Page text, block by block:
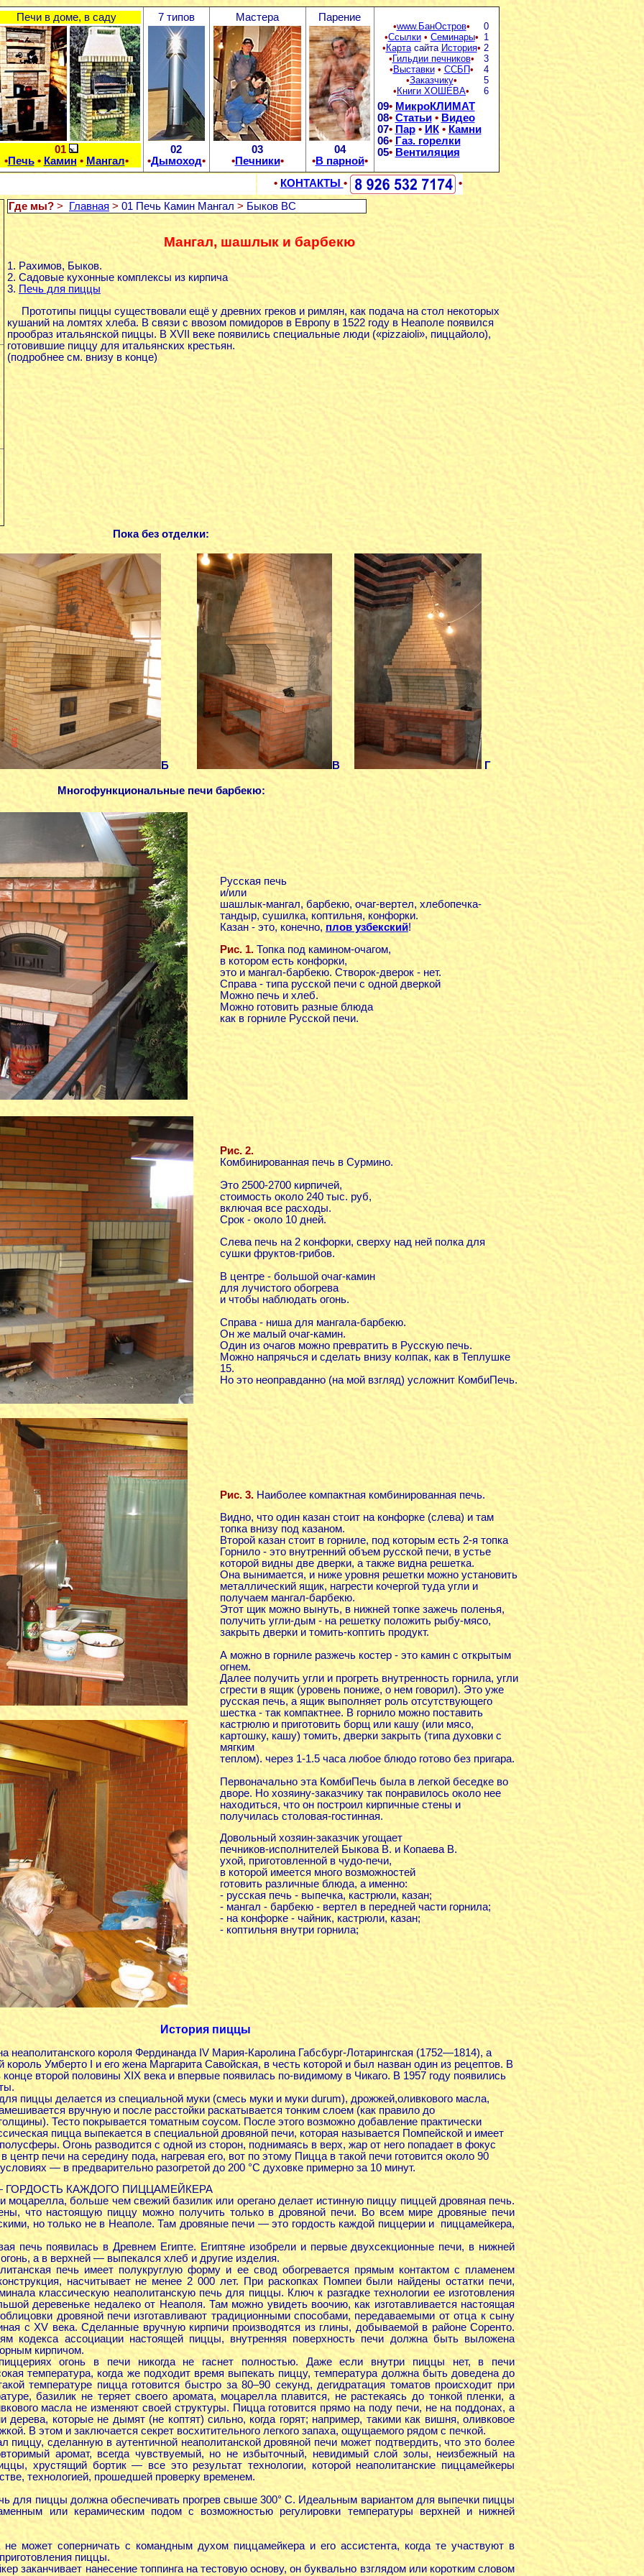
Печи в доме, в саду
01
•Печь • Камин • Мангал•
7 типов
02
•Дымоход•
Мастера
03
•Печники•
Парение
04
•В парной•
•www.БанОстров•
•Ссылки• Семинары•
• Картасайта История•
• Гильдии печников•
• Выставки• ССБП•
•Заказчику•
• Книги ХОШЕВА•
0
1
2
3
4
5
6
09• МикроКЛИМАТ
08• Статьи • Видео
07• Пар • ИК • Камни
06• Газ. горелки
05• Вентиляция
• КОНТАКТЫ •
•
Где мы? > Главная > 01 Печь Камин Мангал > Быков ВС
Мангал, шашлык и барбекю
1. Рахимов, Быков.
2. Садовые кухонные комплексы из кирпича
3. Печь для пиццы
Прототипы пиццы существовали ещё у древних греков и римлян, как подача на стол некоторых
кушаний на ломтях хлеба. В связи с ввозом помидоров в Европу в 1522 году в Неаполе появился
прообраз итальянской пиццы. В XVII веке появились специальные люди («pizzaioli», пиццайоло),
готовившие пиццу для итальянских крестьян.
(подробнее см. внизу в конце)
Пока без отделки:
Б В Г
Многофункциональные печи барбекю:
Русская печь
и/или
шашлык-мангал, барбекю, очаг-вертел, хлебопечка-
тандыр, сушилка, коптильня, конфорки.
Казан - это, конечно,плов узбекский!
Рис. 1. Топка под камином-очагом,
в котором есть конфорки,
это и мангал-барбекю. Створок-дверок - нет.
Справа - типа русской печи с одной дверкой
Можно печь и хлеб.
Можно готовить разные блюда
как в горниле Русской печи.
Рис. 2.
Комбинированная печь в Сурмино.
Это 2500-2700 кирпичей,
стоимость около 240 тыс. руб,
включая все расходы.
Срок - около 10 дней.
Слева печь на 2 конфорки, сверху над ней полка для
сушки фруктов-грибов.
В центре - большой очаг-камин
для лучистого обогрева
и чтобы наблюдать огонь.
Справа - ниша для мангала-барбекю.
Он же малый очаг-камин.
Один из очагов можно превратить в Русскую печь.
Можно напрячься и сделать внизу колпак, как в Теплушке
15.
Но это неоправданно (на мой взгляд) усложнит КомбиПечь.
Рис. 3. Наиболее компактная комбинированная печь.
Видно, что один казан стоит на конфорке (слева) и там
топка внизу под казаном.
Второй казан стоит в горниле, под которым есть 2-я топка
Горнило - это внутренний объем русской печи, в устье
которой видны две дверки, а также видна решетка.
Она вынимается, и ниже уровня решетки можно установить
металлический ящик, нагрести кочергой туда угли и
получаем мангал-барбекю.
Этот щик можно вынуть, в нижней топке зажечь поленья,
получить угли-дым - на решетку положить рыбу-мясо,
закрыть дверки и томить-коптить продукт.
А можно в горниле разжечь костер - это камин с открытым
огнем.
Далее получить угли и прогреть внутренность горнила, угли
сгрести в ящик (уровень пониже, о нем говорил). Это уже
русская печь, а ящик выполняет роль отсутствующего
шестка - так компактнее. В горнило можно поставить
кастрюлю и приготовить борщ или кашу (или мясо,
картошку, кашу) томить, дверки закрыть (типа духовки с
мягким
теплом). через 1-1.5 часа любое блюдо готово без пригара.
Первоначально эта КомбиПечь была в легкой беседке во
дворе. Но хозяину-заказчику так понравилось около нее
находиться, что он построил кирпичные стены и
получилась столовая-гостинная.
Довольный хозяин-заказчик угощает
печников-исполнителей Быкова В. и Копаева В.
ухой, приготовленной в чудо-печи,
в которой имеется много возможностей
готовить различные блюда, а именно:
- русская печь - выпечка, кастрюли, казан;
- мангал - барбекю - вертел в передней части горнила;
- на конфорке - чайник, кастрюли, казан;
- коптильня внутри горнила;
История пиццы
неаполитанского короля Фердинанда IV Мария-Каролина Габсбург-Лотарингская (1752—1814), а
Умберто I и его жена Маргарита Савойская, в честь которой и был назван один из рецептов. В
второй половины XIX века и впервые появилась по-видимому в Чикаго. В 1957 году появились
пиццы делается из специальной муки (смесь муки и муки durum), дрожжей,оливкового масла,
вручную и после расстойки раскатывается тонким слоем (как правило до
Тесто покрывается томатным соусом. После этого возможно добавление практически
пицца выпекается в специальной дровяной печи, которая называется Помпейской и имеет
Огонь разводится с одной из сторон, поднимаясь в верх, жар от него попадает в фокус
центр печи на середину пода, нагревая его, вот по этому Пицца в такой печи готовится около 90
— в предварительно разогретой до 200 °C духовке примерно за 10 минут.
КАЖДОГО ПИЦЦАМЕЙКЕРА
больше чем свежий базилик или орегано делает истинную пиццу пиццей дровяная печь.
что настоящую пиццу можно получить только в дровяной печи. Во всем мире дровяные печи
но только не в Неаполе. Там дровяные печи — это гордость каждой пиццерии и пиццамейкера,
печь появилась в Древнем Египте. Египтяне изобрели и первые двухсекционные печи, в нижней
а в верхней — выпекался хлеб и другие изделия.
печь имеет полукруглую форму и ее свод обогревается прямым контактом с пламенем
насчитывает не менее 2 000 лет. При раскопках Помпеи были найдены остатки печи,
классическую неаполитанскую печь для пиццы. Ключ к разгадке технологии ее изготовления
деревеньке недалеко от Неаполя. Там можно увидеть воочию, как изготавливается настоящая
дровяной печи изготавливают традиционными способами, передаваемыми от отца к сыну
с XV века. Сделанные вручную кирпичи производятся из глины, добываемой в районе Соренто.
кодекса ассоциации настоящей пиццы, внутренняя поверхность печи должна быть выложена
кирпичом.
огонь в печи никогда не гаснет полностью. Даже если внутри пиццы нет, в печи
температура, когда же подходит время выпекать пиццу, температура должна быть доведена до
температуре пицца готовится быстро за 80–90 секунд, дегидратация томатов происходит при
базилик не теряет своего аромата, моцарелла плавится, не растекаясь до тонкой пленки, а
масла не изменяют своей структуры. Пицца готовится прямо на поду печи, не на поддонах, а
дерева, которые не дымят (не коптят) сильно, когда горят; например, такими как вишня, оливковое
В этом и заключается секрет восхитительного легкого запаха, ощущаемого рядом с печкой.
пиццу, сделанную в аутентичной неаполитанской дровяной печи может подтвердить, что это более
аромат, всегда чувствуемый, но не избыточный, невидимый слой золы, неизбежный на
хрустящий бортик — все это результат технологии, которой неаполитанские пиццамейкеры
технологией, прошедшей проверку временем.
для пиццы должна обеспечивать прогрев свыше 300° С. Идеальным вариантом для выпечки пиццы
или керамическим подом с возможностью регулировки температуры верхней и нижней
может соперничать с командным духом пиццамейкера и его ассистента, когда те участвуют в
пиццы.
заканчивает нанесение топпинга на тестовую основу, он буквально взглядом или коротким словом